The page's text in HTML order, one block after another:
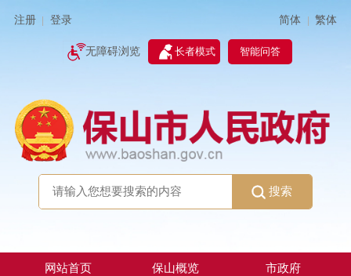
注册 登录 简体 | 繁体
无障碍浏览 长者模式 智能问答
搜索
网站首页 保山概览 市政府